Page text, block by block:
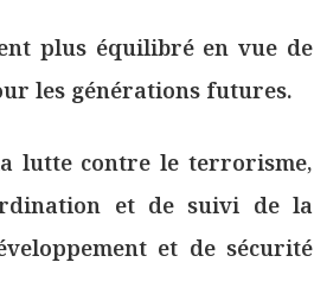
plus équilibré en vue de
les générations futures.
lutte contre le terrorisme,
et de suivi de la
et de sécurité